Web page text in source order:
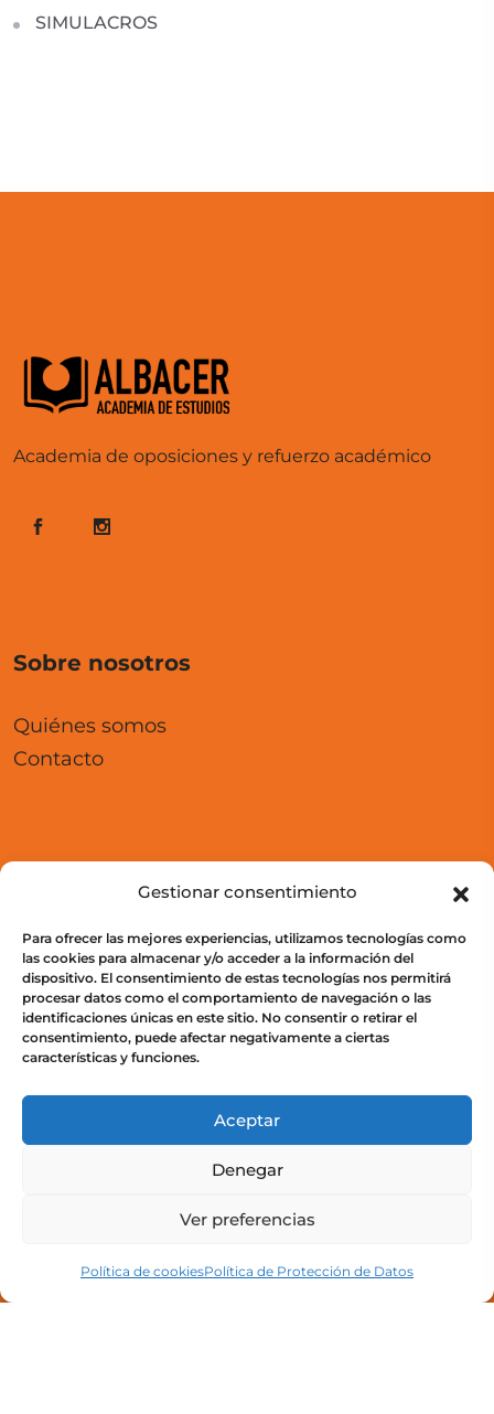
Gestionar consentimiento
Para ofrecer las mejores experiencias, utilizamos tecnologías como
las cookies para almacenar y/o acceder a la información del
dispositivo. El consentimiento de estas tecnologías nos permitirá
procesar datos como el comportamiento de navegación o las
identificaciones únicas en este sitio. No consentir o retirar el
consentimiento, puede afectar negativamente a ciertas
características y funciones.
Aceptar
Denegar
Ver preferencias
Política de cookiesPolítica de Protección de Datos
SIMULACROS
Academia de oposiciones y refuerzo académico
Sobre nosotros
Quiénes somos
Contacto
Aula Virtual
Cursos
Acceso a campus
Legal
Política de privacidad
Política de cookies (UE)